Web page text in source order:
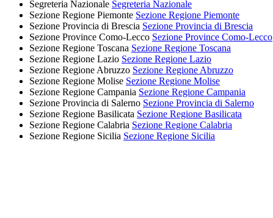
Segreteria Nazionale Segreteria Nazionale
Sezione Regione Piemonte Sezione Regione Piemonte
Sezione Provincia di Brescia Sezione Provincia di Brescia
Sezione Province Como-Lecco Sezione Province Como-Lecco
Sezione Regione Toscana Sezione Regione Toscana
Sezione Regione Lazio Sezione Regione Lazio
Sezione Regione Abruzzo Sezione Regione Abruzzo
Sezione Regione Molise Sezione Regione Molise
Sezione Regione Campania Sezione Regione Campania
Sezione Provincia di Salerno Sezione Provincia di Salerno
Sezione Regione Basilicata Sezione Regione Basilicata
Sezione Regione Calabria Sezione Regione Calabria
Sezione Regione Sicilia Sezione Regione Sicilia